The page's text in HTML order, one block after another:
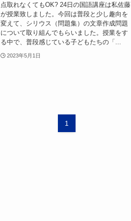
点取れなくてもOK? 24日の国語講座は私佐藤
が授業致しました。今回は普段と少し趣向を
変えて、シリウス（問題集）の文章作成問題
について取り組んでもらいました。授業をす
る中で、普段感じている子どもたちの「...
2023年5月1日
1